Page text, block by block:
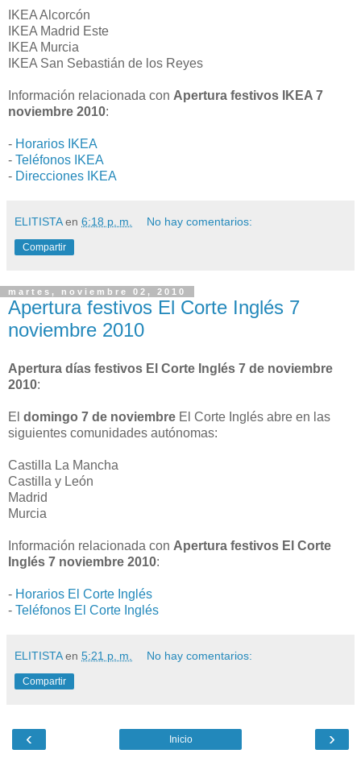
IKEA Alcorcón
IKEA Madrid Este
IKEA Murcia
IKEA San Sebastián de los Reyes
Información relacionada con Apertura festivos IKEA 7
noviembre 2010:
- Horarios IKEA
- Teléfonos IKEA
- Direcciones IKEA
ELITISTA en 6:18 p. m. No hay comentarios:
Compartir
martes, noviembre 02, 2010
Apertura festivos El Corte Inglés 7
noviembre 2010
Apertura días festivos El Corte Inglés 7 de noviembre
2010:
El domingo 7 de noviembre El Corte Inglés abre en las
siguientes comunidades autónomas:
Castilla La Mancha
Castilla y León
Madrid
Murcia
Información relacionada con Apertura festivos El Corte
Inglés 7 noviembre 2010:
- Horarios El Corte Inglés
- Teléfonos El Corte Inglés
ELITISTA en 5:21 p. m. No hay comentarios:
Compartir
‹ ›
Inicio